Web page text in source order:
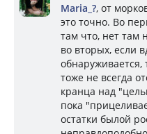
Mariа_?, от
это точно. Во
там что, нет там
во вторых, если
обнаруживается,
тоже не всегда
кранца над
пока
остатки былой